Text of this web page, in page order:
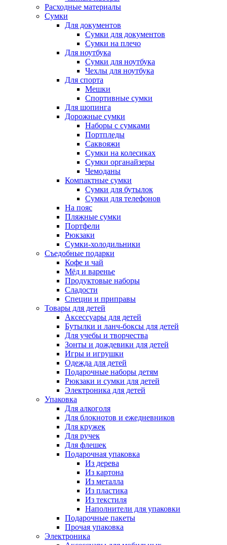
Расходные материалы
Сумки
Для документов
Сумки для документов
Сумки на плечо
Для ноутбука
Сумки для ноутбука
Чехлы для ноутбука
Для спорта
Мешки
Спортивные сумки
Для шопинга
Дорожные сумки
Наборы с сумками
Портпледы
Саквояжи
Сумки на колесиках
Сумки органайзеры
Чемоданы
Компактные сумки
Сумки для бутылок
Сумки для телефонов
На пояс
Пляжные сумки
Портфели
Рюкзаки
Сумки-холодильники
Съедобные подарки
Кофе и чай
Мёд и варенье
Продуктовые наборы
Сладости
Специи и приправы
Товары для детей
Аксессуары для детей
Бутылки и ланч-боксы для детей
Для учебы и творчества
Зонты и дождевики для детей
Игры и игрушки
Одежда для детей
Подарочные наборы детям
Рюкзаки и сумки для детей
Электроника для детей
Упаковка
Для алкоголя
Для блокнотов и ежедневников
Для кружек
Для ручек
Для флешек
Подарочная упаковка
Из дерева
Из картона
Из металла
Из пластика
Из текстиля
Наполнители для упаковки
Подарочные пакеты
Прочая упаковка
Электроника